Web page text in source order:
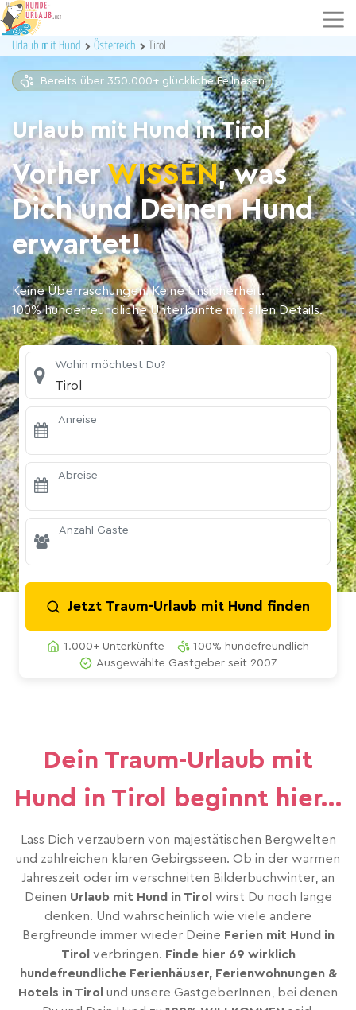
Urlaub mit Hund Österreich Tirol
Bereits über 350.000+ glückliche Fellnasen
Urlaub mit Hund in Tirol
VorherWISSEN, was
Dich und Deinen Hund
erwartet!
Keine Überraschungen. Keine Unsicherheit.
100% hundefreundliche Unterkünfte mit allen Details.
Wohin möchtest Du?
Tirol
Anreise
Abreise
Anzahl Gäste
Jetzt Traum-Urlaub mit Hund finden
1.000+ Unterkünfte
100% hundefreundlich
Ausgewählte Gastgeber seit 2007
Dein Traum-Urlaub mit
Hund in Tirol beginnt hier...
Lass Dich verzaubern von majestätischen Bergwelten
und zahlreichen klaren Gebirgsseen. Ob in der warmen
Jahreszeit oder im verschneiten Bilderbuchwinter, an
Deinen Urlaub mit Hund in Tirol wirst Du noch lange
denken. Und wahrscheinlich wie viele andere
Bergfreunde immer wieder Deine Ferien mit Hund in
Tirol verbringen. Finde hier 69 wirklich
hundefreundliche Ferienhäuser, Ferienwohnungen &
Hotels in Tirol und unsere GastgeberInnen, bei denen